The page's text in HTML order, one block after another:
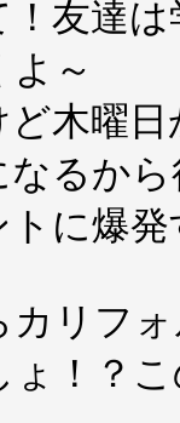
友達
～
木曜
るか
に爆
カリフ
！？